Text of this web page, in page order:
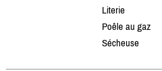
Literie
Poêle au gaz
Sécheuse